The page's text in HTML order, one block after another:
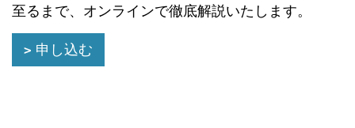
至るまで、オンラインで徹底解説いたします。
申し込む